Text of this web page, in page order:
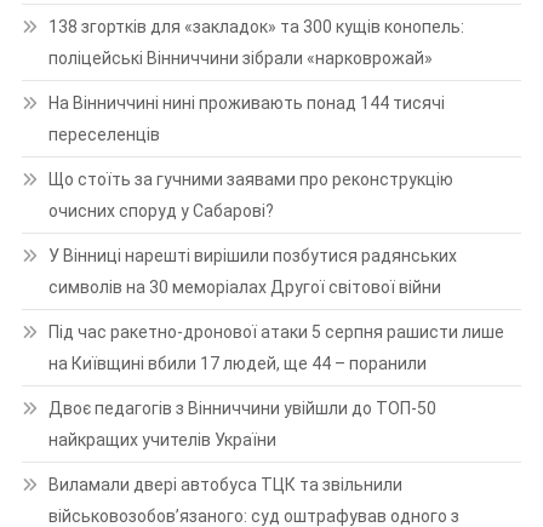
138 згортків для «закладок» та 300 кущів конопель:
поліцейські Вінниччини зібрали «нарковрожай»
На Вінниччині нині проживають понад 144 тисячі
переселенців
Що стоїть за гучними заявами про реконструкцію
очисних споруд у Сабарові?
У Вінниці нарешті вирішили позбутися радянських
символів на 30 меморіалах Другої світової війни
Під час ракетно-дронової атаки 5 серпня рашисти лише
на Київщині вбили 17 людей, ще 44 – поранили
Двоє педагогів з Вінниччини увійшли до ТОП-50
найкращих учителів України
Виламали двері автобуса ТЦК та звільнили
військовозобов’язаного: суд оштрафував одного з